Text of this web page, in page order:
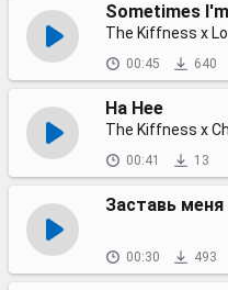
Sometimes
The Kiffness x
00:45 640
Ha Hee
The Kiffness x
00:41 13
00:30 493